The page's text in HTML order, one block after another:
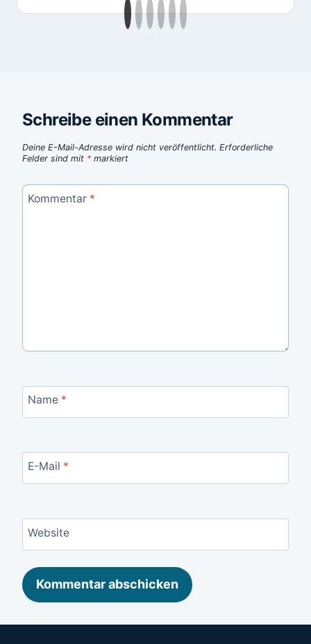
Schreibe einen Kommentar
Deine E-Mail-Adresse wird nicht veröffentlicht. Erforderliche
Felder sind mit * markiert
Kommentar *
Name *
E-Mail *
Website